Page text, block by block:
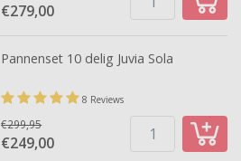
€279,00
Pannenset 10 delig Juvia Sola
8 Reviews
€299,95
€249,00